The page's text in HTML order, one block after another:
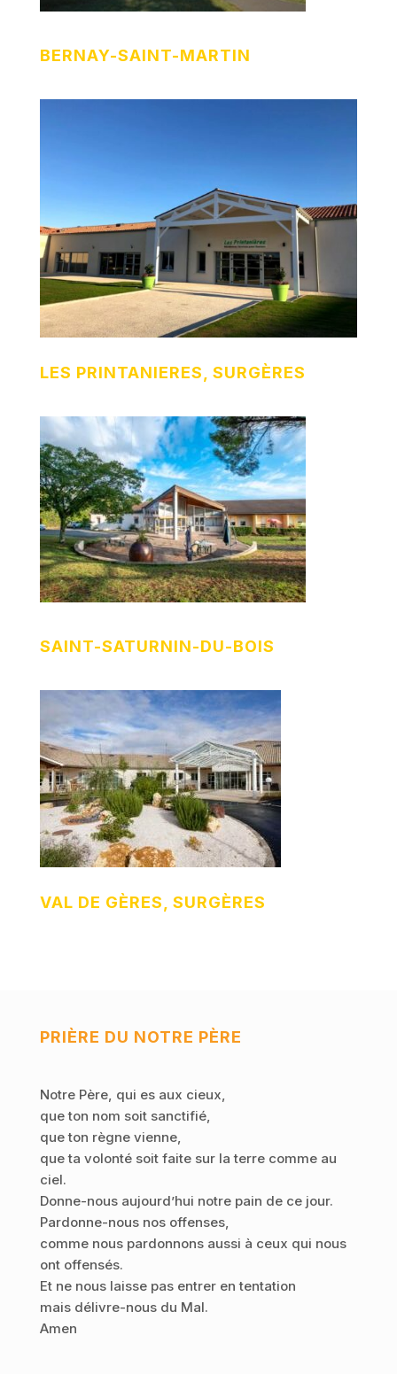
BERNAY-SAINT-MARTIN
LES PRINTANIERES, SURGÈRES
SAINT-SATURNIN-DU-BOIS
VAL DE GÈRES, SURGÈRES
PRIÈRE DU NOTRE PÈRE
Notre Père, qui es aux cieux,
que ton nom soit sanctifié,
que ton règne vienne,
que ta volonté soit faite sur la terre comme au
ciel.
Donne-nous aujourd’hui notre pain de ce jour.
Pardonne-nous nos offenses,
comme nous pardonnons aussi à ceux qui nous
ont offensés.
Et ne nous laisse pas entrer en tentation
mais délivre-nous du Mal.
Amen